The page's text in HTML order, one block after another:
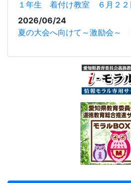
１年生 着付け教室 ６月２
2026/06/24
夏の大会へ向けて～激励会～